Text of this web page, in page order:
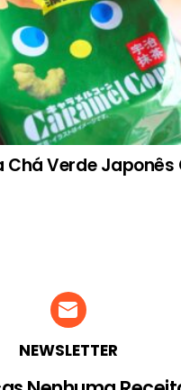
Chá Verde Japonês
NEWSLETTER